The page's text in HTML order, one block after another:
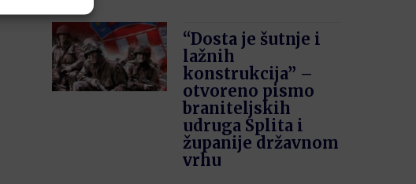
“Dosta je šutnje i
lažnih
konstrukcija” –
otvoreno pismo
braniteljskih
udruga Splita i
županije državnom
vrhu